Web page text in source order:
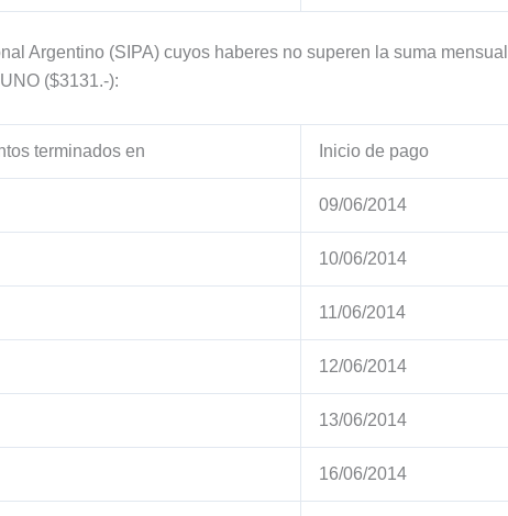
Argentino (SIPA) cuyos haberes no superen la suma mensual
($3131.-):
terminados en Inicio de pago
09/06/2014
10/06/2014
11/06/2014
12/06/2014
13/06/2014
16/06/2014